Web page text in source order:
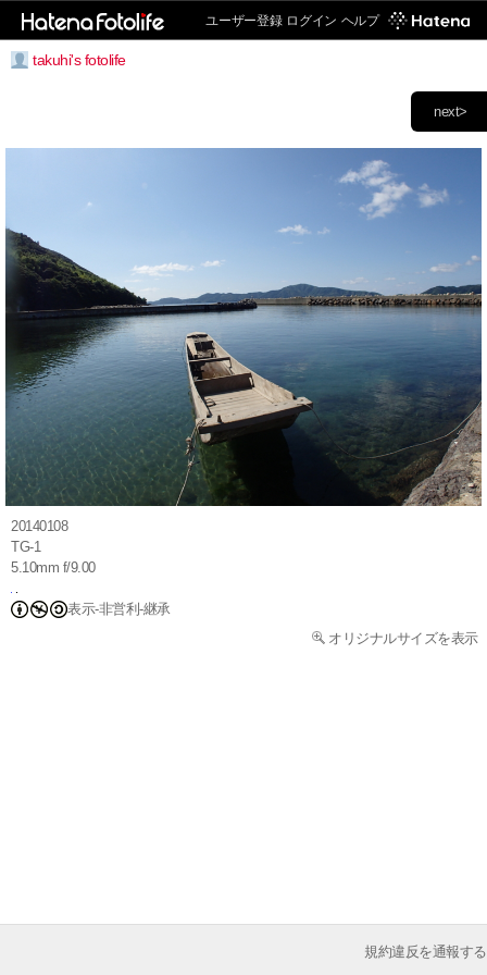
ユーザー登録 ログイン ヘルプ
takuhi's fotolife
next>
20140108
TG-1
5.10mm f/9.00
表示-非営利-継承
オリジナルサイズを表示
規約違反を通報する